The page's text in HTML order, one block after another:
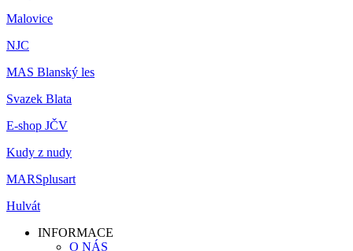
Malovice
NJC
MAS Blanský les
Svazek Blata
E-shop JČV
Kudy z nudy
MARSplusart
Hulvát
INFORMACE
O NÁS